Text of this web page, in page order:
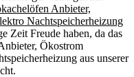
Anbieter,
Nachtspeicherheizung
Zeit Freude haben, da das
Ökostrom
aus unserer